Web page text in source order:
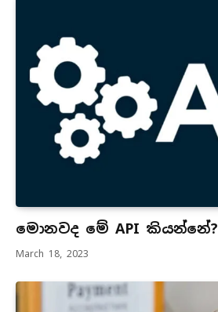
මොනවද මේ API කියන්නේ?
March 18, 2023